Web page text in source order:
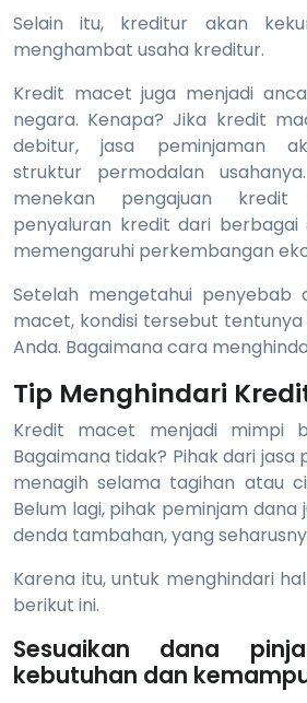
Selain itu, kreditur akan
menghambat usaha kreditur.
Kredit macet juga menjadi
negara. Kenapa? Jika kredit
debitur, jasa peminjaman
struktur permodalan
menekan pengajuan kredit
penyaluran kredit dari berbagai
memengaruhi perkembangan
Setelah mengetahui penyebab
macet, kondisi tersebut tentunya
Anda. Bagaimana cara
Tip Menghindari
Kredit macet menjadi mimpi
Bagaimana tidak? Pihak dari jasa
menagih selama tagihan atau
Belum lagi, pihak peminjam
denda tambahan, yang
Karena itu, untuk menghindari
berikut ini.
Sesuaikan dana
kebutuhan dan